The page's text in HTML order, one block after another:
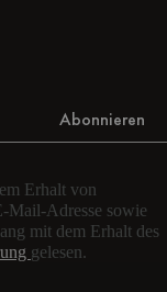
Abonnieren
Erhalt von
Mail-Adresse sowie
mit dem Erhalt des
gelesen.